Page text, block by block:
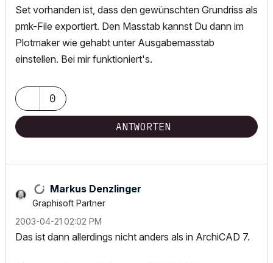
Set vorhanden ist, dass den gewünschten Grundriss als
pmk-File exportiert. Den Masstab kannst Du dann im
Plotmaker wie gehabt unter Ausgabemasstab
einstellen. Bei mir funktioniert's.
0
ANTWORTEN
Markus Denzlinger
Graphisoft Partner
‎2003-04-21 02:02 PM
Das ist dann allerdings nicht anders als in ArchiCAD 7.